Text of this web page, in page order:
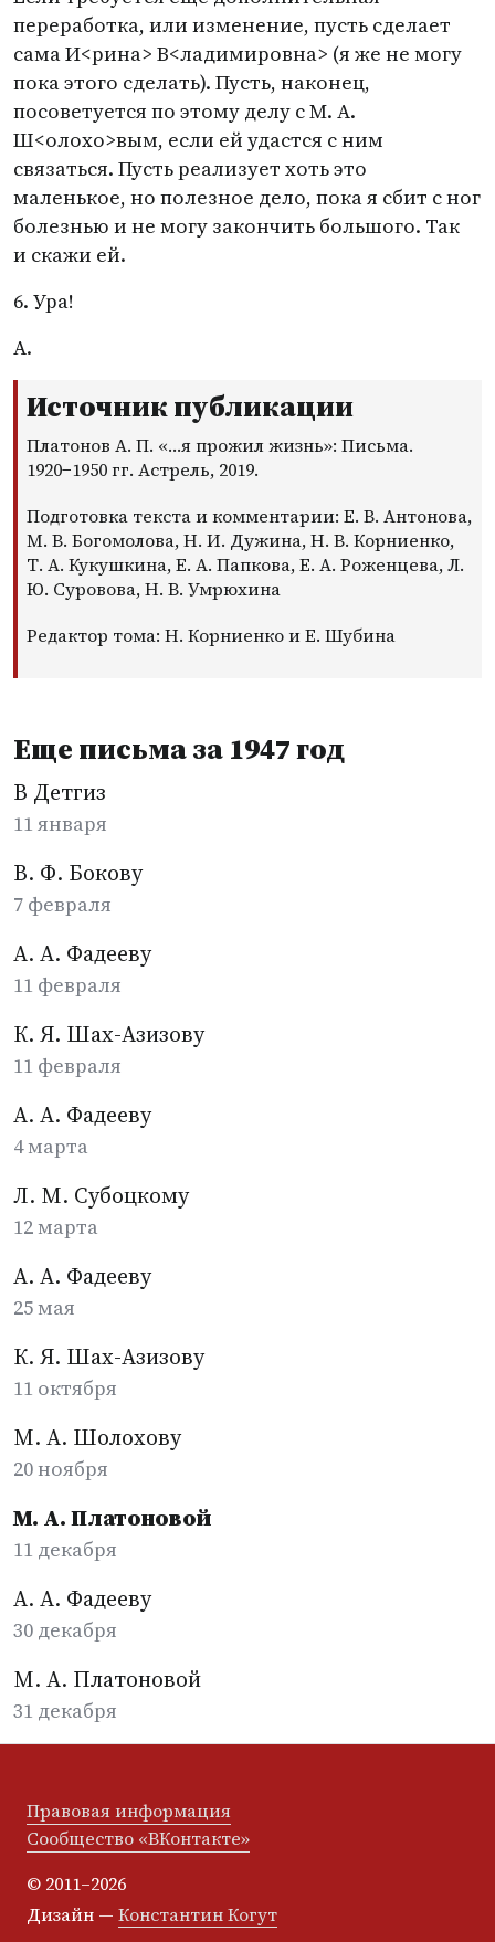
переработка, или изменение, пусть сделает
сама И<рина> В<ладимировна> (я же не могу
пока этого сделать). Пусть, наконец,
посоветуется по этому делу с М. А.
Ш<олохо>вым, если ей удастся с ним
связаться. Пусть реализует хоть это
маленькое, но полезное дело, пока я сбит с ног
болезнью и не могу закончить большого. Так
и скажи ей.
6. Ура!
А.
Источник публикации
Платонов А. П. «…я прожил жизнь»: Письма.
1920−1950 гг. Астрель, 2019.
Подготовка текста и комментарии: Е. В. Антонова,
М. В. Богомолова, Н. И. Дужина, Н. В. Корниенко,
Т. А. Кукушкина, Е. А. Папкова, Е. А. Роженцева, Л.
Ю. Суровова, Н. В. Умрюхина
Редактор тома: Н. Корниенко и Е. Шубина
Еще письма за 1947 год
В Детгиз
11 января
В. Ф. Бокову
7 февраля
А. А. Фадееву
11 февраля
К. Я. Шах-Азизову
11 февраля
А. А. Фадееву
4 марта
Л. М. Субоцкому
12 марта
А. А. Фадееву
25 мая
К. Я. Шах-Азизову
11 октября
М. А. Шолохову
20 ноября
М. А. Платоновой
11 декабря
А. А. Фадееву
30 декабря
М. А. Платоновой
31 декабря
Правовая информация
Сообщество «ВКонтакте»
© 2011–2026
Дизайн — Константин Когут